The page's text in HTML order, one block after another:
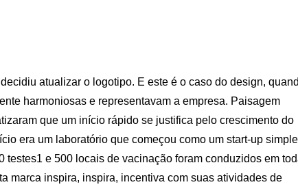
atualizar o logotipo. E este é o caso do design,
harmoniosas e representavam a empresa. Paisagem
que um início rápido se justifica pelo crescimento do
era um laboratório que começou como um start-up
testes1 e 500 locais de vacinação foram conduzidos em
marca inspira, inspira, incentiva com suas atividades de